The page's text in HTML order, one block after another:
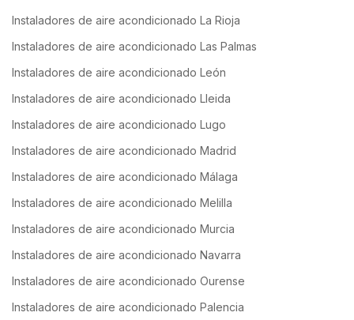
Instaladores de aire acondicionado La Rioja
Instaladores de aire acondicionado Las Palmas
Instaladores de aire acondicionado León
Instaladores de aire acondicionado Lleida
Instaladores de aire acondicionado Lugo
Instaladores de aire acondicionado Madrid
Instaladores de aire acondicionado Málaga
Instaladores de aire acondicionado Melilla
Instaladores de aire acondicionado Murcia
Instaladores de aire acondicionado Navarra
Instaladores de aire acondicionado Ourense
Instaladores de aire acondicionado Palencia